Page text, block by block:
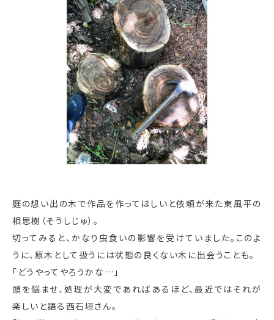
庭の想い出の木で作品を作ってほしいと依頼が来た東風平の
相思樹（そうしじゅ）。
切ってみると、かなり虫食いの影響を受けていました。このよ
うに、原木として扱うには状態の良くない木に出会うことも。
「どうやってやろうかな…」
頭を悩ませ、処理が大変であればあるほど、最近ではそれが
楽しいと語る西石垣さん。